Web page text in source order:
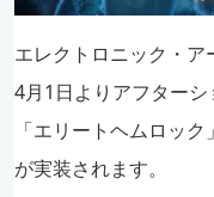
エレクトロニック・
4月1日よりアフター
「エリートヘムロッ
が実装されます。